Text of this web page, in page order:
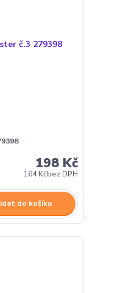
198 Kč
164 Kčbez DPH
do košíku